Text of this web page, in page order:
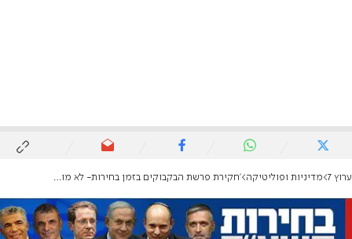
ערוץ 7 מדיניות ופוליטיקה 'חקירת פרשת הבקבוקים בזמן בחירות- לא מוסרית'